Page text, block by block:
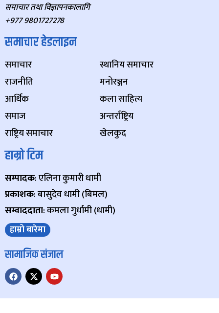
समाचार तथा विज्ञापनकालागि
+977 9801727278
समाचार हेडलाइन
समाचार
राजनीति
आर्थिक
समाज
राष्ट्रिय समाचार
स्थानिय समाचार
मनोरञ्जन
कला साहित्य
अन्तर्राष्ट्रिय
खेलकुद
हाम्रो टिम
सम्पादक: एलिना कुमारी धामी
प्रकाशक: बासुदेव धामी (बिमल)
सम्वाददाता: कमला गुर्धामी (धामी)
हाम्रो बारेमा
सामाजिक संजाल